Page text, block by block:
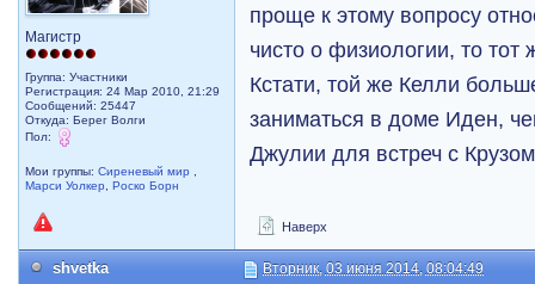
Магистр
Группа: Участники
Регистрация: 24 Мар 2010, 21:29
Сообщений: 25447
Откуда: Берег Волги
Пол:
Мои группы:Сиреневый мир
Марси Уолкер
,Роско Борн
проще к этому вопросу
чисто о физиологии, то тот
Кстати, той же Келли
заниматься в доме Иден,
Джулии для встреч с
Наверх
shvetka Вторник, 03 июня 2014, 08:04:49